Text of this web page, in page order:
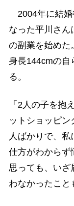
2004年に結婚
なった平川さん
の副業を始めた
身長144cmの自
る。
「2人の子を抱
ットショッピ
人ばかりで、
仕方がわからず
思っても、いざ
わなかったこと